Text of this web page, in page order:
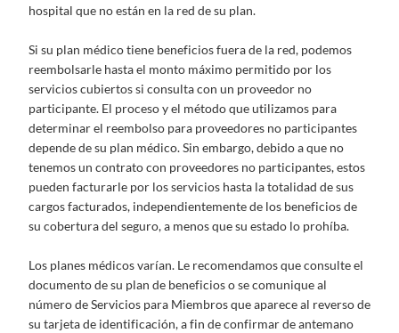
hospital que no están en la red de su plan.
Si su plan médico tiene beneficios fuera de la red, podemos
reembolsarle hasta el monto máximo permitido por los
servicios cubiertos si consulta con un proveedor no
participante. El proceso y el método que utilizamos para
determinar el reembolso para proveedores no participantes
depende de su plan médico. Sin embargo, debido a que no
tenemos un contrato con proveedores no participantes, estos
pueden facturarle por los servicios hasta la totalidad de sus
cargos facturados, independientemente de los beneficios de
su cobertura del seguro, a menos que su estado lo prohíba.
Los planes médicos varían. Le recomendamos que consulte el
documento de su plan de beneficios o se comunique al
número de Servicios para Miembros que aparece al reverso de
su tarjeta de identificación, a fin de confirmar de antemano